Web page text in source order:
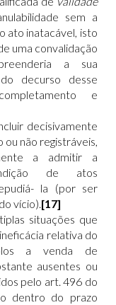
sem a
ato inatacável, isto
uma convalidação
a sua
decurso desse
e
decisivamente
ou não registráveis,
a admitir a
de atos
la (por ser
vício).[17]
situações que
relativa do
a venda de
ausentes ou
pelo art. 496 do
dentro do prazo